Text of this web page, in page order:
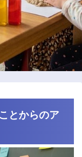
とからのア